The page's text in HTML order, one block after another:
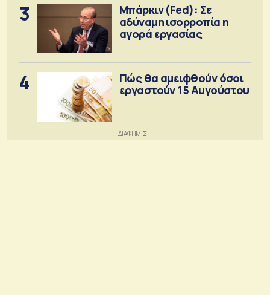
3
Μπάρκιν (Fed): Σε
αδύναμη ισορροπία η
αγορά εργασίας
4
Πώς θα αμειφθούν όσοι
εργαστούν 15 Αυγούστου